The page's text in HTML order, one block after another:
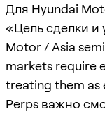
Для Hyundai
«Цель сделки и
Motor / Asia
markets require
treating them as
Perps важно